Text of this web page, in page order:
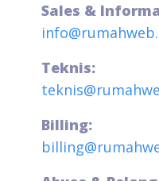
Sales &
Teknis:
Billing: